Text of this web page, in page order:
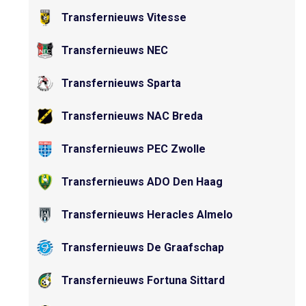
Transfernieuws Vitesse
Transfernieuws NEC
Transfernieuws Sparta
Transfernieuws NAC Breda
Transfernieuws PEC Zwolle
Transfernieuws ADO Den Haag
Transfernieuws Heracles Almelo
Transfernieuws De Graafschap
Transfernieuws Fortuna Sittard